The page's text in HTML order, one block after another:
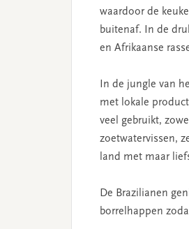
waardoor de
buitenaf. In de
en Afrikaanse
In de jungle van
met lokale
veel gebruikt,
zoetwatervissen,
land met maar
De Brazilianen
borrelhappen